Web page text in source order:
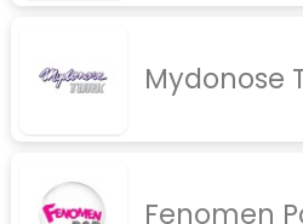
Mydonose
Fenomen